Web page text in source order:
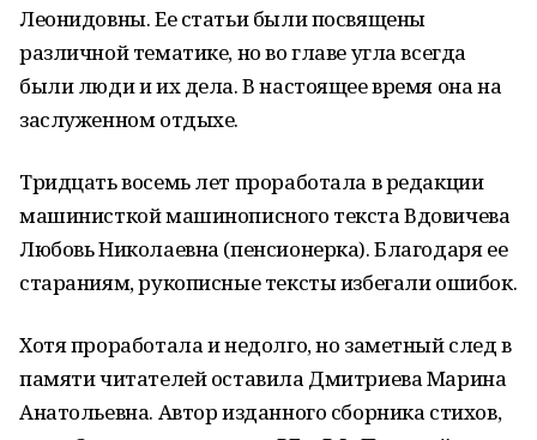
Леонидовны. Ее статьи были посвящены
различной тематике, но во главе угла всегда
были люди и их дела. В настоящее время она на
заслуженном отдыхе.
Тридцать восемь лет проработала в редакции
машинисткой машинописного текста Вдовичева
Любовь Николаевна (пенсионерка). Благодаря ее
стараниям, рукописные тексты избегали ошибок.
Хотя проработала и недолго, но заметный след в
памяти читателей оставила Дмитриева Марина
Анатольевна. Автор изданного сборника стихов,